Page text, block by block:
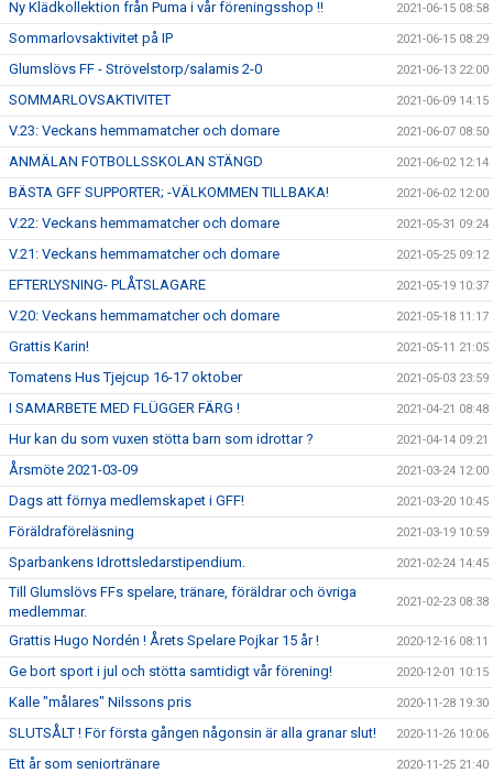
Ny Klädkollektion från Puma i vår föreningsshop !! 2021-06-15 08:58
Sommarlovsaktivitet på IP 2021-06-15 08:29
Glumslövs FF - Strövelstorp/salamis 2-0 2021-06-13 22:00
SOMMARLOVSAKTIVITET 2021-06-09 14:15
V.23: Veckans hemmamatcher och domare 2021-06-07 08:50
ANMÄLAN FOTBOLLSSKOLAN STÄNGD 2021-06-02 12:14
BÄSTA GFF SUPPORTER; -VÄLKOMMEN TILLBAKA! 2021-06-02 12:00
V.22: Veckans hemmamatcher och domare 2021-05-31 09:24
V.21: Veckans hemmamatcher och domare 2021-05-25 09:12
EFTERLYSNING- PLÅTSLAGARE 2021-05-19 10:37
V.20: Veckans hemmamatcher och domare 2021-05-18 11:17
Grattis Karin! 2021-05-11 21:05
Tomatens Hus Tjejcup 16-17 oktober 2021-05-03 23:59
I SAMARBETE MED FLÜGGER FÄRG ! 2021-04-21 08:48
Hur kan du som vuxen stötta barn som idrottar ? 2021-04-14 09:21
Årsmöte 2021-03-09 2021-03-24 12:00
Dags att förnya medlemskapet i GFF! 2021-03-20 10:45
Föräldraföreläsning 2021-03-19 10:59
Sparbankens Idrottsledarstipendium. 2021-02-24 14:45
Till Glumslövs FFs spelare, tränare, föräldrar och övriga
medlemmar.
2021-02-23 08:38
Grattis Hugo Nordén ! Årets Spelare Pojkar 15 år ! 2020-12-16 08:11
Ge bort sport i jul och stötta samtidigt vår förening! 2020-12-01 10:15
Kalle "målares" Nilssons pris 2020-11-28 19:30
SLUTSÅLT ! För första gången någonsin är alla granar slut! 2020-11-26 10:06
Ett år som seniortränare 2020-11-25 21:40